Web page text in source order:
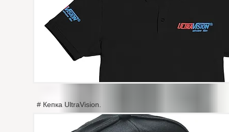
# Кепка UltraVision.